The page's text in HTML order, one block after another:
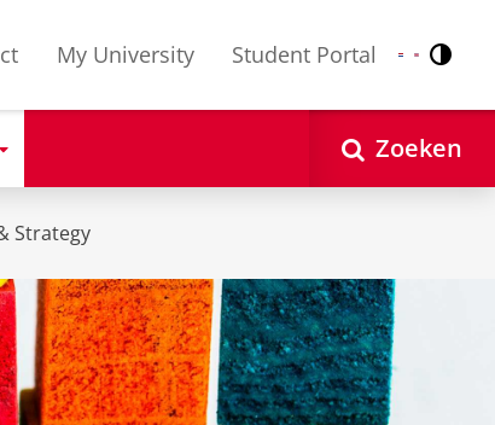
My University Student Portal Nederlands
English
Zoeken
Strategy